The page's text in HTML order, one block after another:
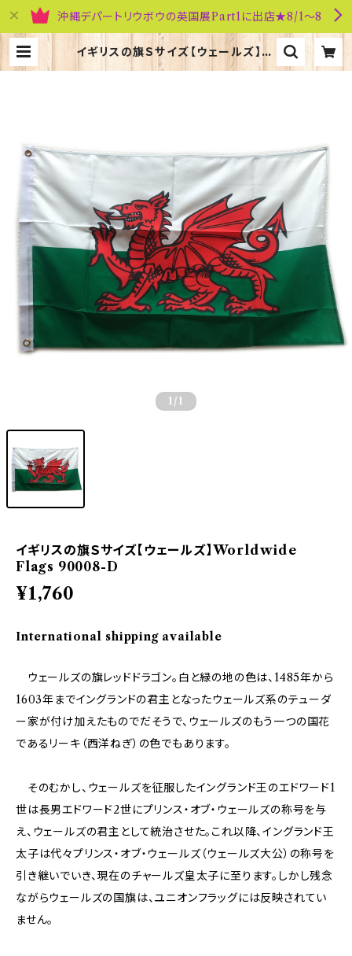
沖縄デパートリウボウの英国展Part1に出店★8/1～8
イギリスの旗Ｓサイズ【ウェールズ】W
orldwide Flags 90008-D | 英
1 /1
イギリスの旗Ｓサイズ【ウェールズ】Worldwide
Flags 90008-D
¥1,760
International shipping available
ウェールズの旗レッドドラゴン。白と緑の地の色は、1485年から
1603年までイングランドの君主となったウェールズ系のテューダ
ー家が付け加えたものでだそうで、ウェールズのもう一つの国花
であるリーキ（西洋ねぎ）の色でもあります。
そのむかし、ウェールズを征服したイングランド王のエドワード1
世は長男エドワード2世にプリンス・オブ・ウェールズの称号を与
え、ウェールズの君主として統治させた。これ以降、イングランド王
太子は代々プリンス・オブ・ウェールズ（ウェールズ大公）の称号を
引き継いでいき、現在のチャールズ皇太子に至ります。しかし残念
ながらウェールズの国旗は、ユニオンフラッグには反映されてい
ません。